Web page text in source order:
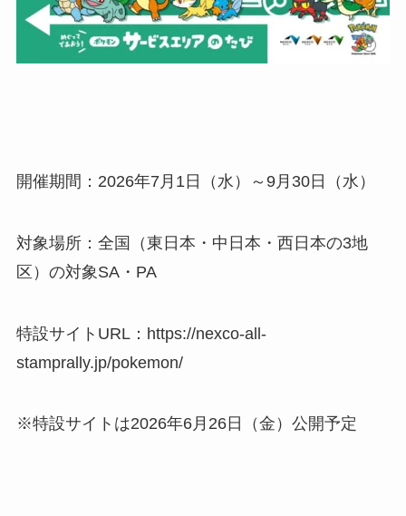
開催期間：2026年7月1日（水）～9月30日（水）
対象場所：全国（東日本・中日本・西日本の3地
区）の対象SA・PA
特設サイトURL：https://nexco-all-
stamprally.jp/pokemon/
※特設サイトは2026年6月26日（金）公開予定